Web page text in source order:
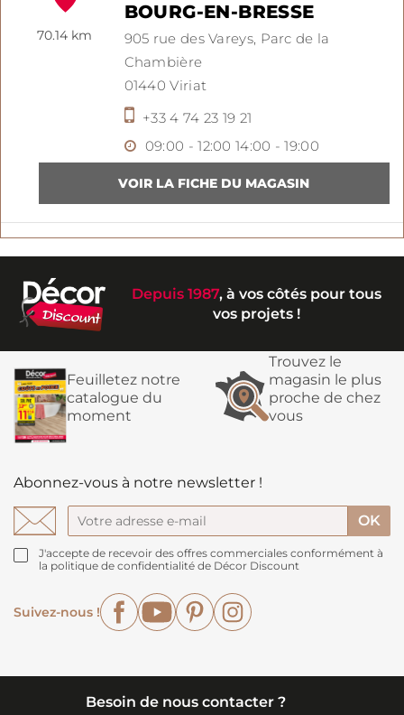
70.14 km
BOURG-EN-BRESSE
905 rue des Vareys, Parc de la
Chambière
01440Viriat
+33 4 74 23 19 21
09:00 - 12:00 14:00 - 19:00
Depuis 1987, à vos côtés pour tous
vos projets !
Feuilletez notre
catalogue du
moment
Trouvez le
magasin le plus
proche de chez
vous
Abonnez-vous à notre newsletter !
J'accepte de recevoir des offres commerciales conformément à
la politique de confidentialité de Décor Discount
Suivez-nous !
FacebookYouTubePinterest
Besoin de nous contacter ?